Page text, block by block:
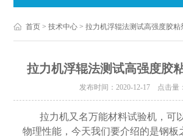
首页 >技术中心 > 拉力机浮辊法测试高强度胶粘
拉力机浮辊法测试高强度胶
发布时间：2020-12-17 点击量：
拉力机又名万能材料试验机，可
物理性能，今天我们要介绍的是钢板